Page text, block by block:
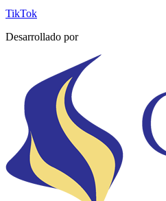
TikTok
Desarrollado por